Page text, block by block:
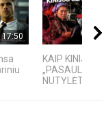
17:50
KAIP KINIJA
„PASAULIO
NUTYLĖTA